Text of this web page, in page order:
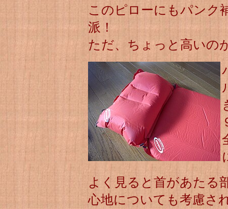
このピローにもパンク
派！
ただ、ちょっと高いの
よく見ると首があたる
心地についても考慮さ